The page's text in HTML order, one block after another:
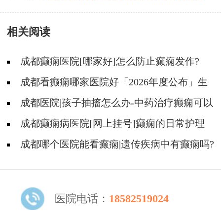
理?
相关阅读
成都癫痫医院[哪家好]怎么防止癫痫发作?
成都看癫痫哪家医院好「2026年度公布」生
活中容易被忽视的癫痫诱因有哪些?
成都医院|孩子抽搐怎么办-中药治疗癫痫可以
治好吗?
成都癫痫病医院[网上挂号]癫痫的日常护理
要点有哪些?
成都哪个医院能看癫痫|遗传疾病中有癫痫吗?
医院电话： 18582519024